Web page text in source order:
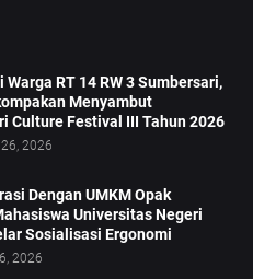
Warga RT 14 RW 3 Sumbersari,
Menyambut
Culture Festival III Tahun 2026
2026
Dengan UMKM Opak
Universitas Negeri
Sosialisasi Ergonomi
2026